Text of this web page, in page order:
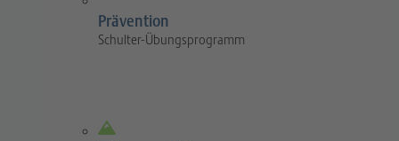
Prävention
Schulter-Übungsprogramm